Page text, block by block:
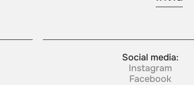
Social media:
Instagram
Facebook